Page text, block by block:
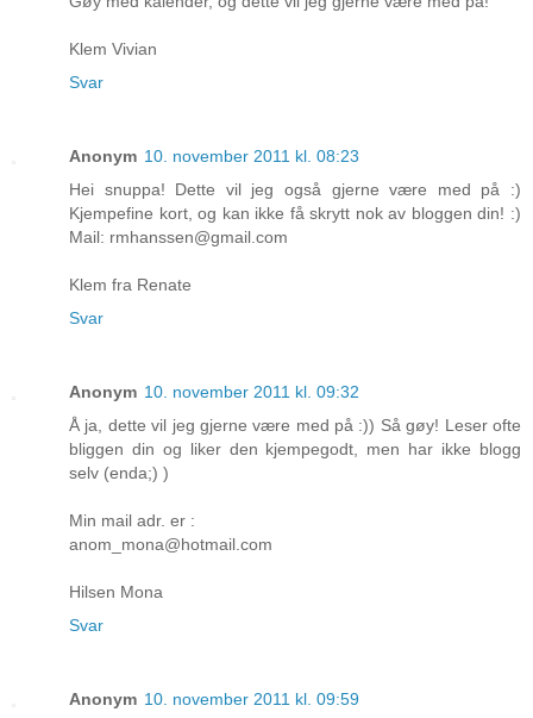
Klem Vivian
Svar
Anonym 10. november 2011 kl. 08:23
Hei snuppa! Dette vil jeg også gjerne være med på :)
Kjempefine kort, og kan ikke få skrytt nok av bloggen din! :)
Mail: rmhanssen@gmail.com
Klem fra Renate
Svar
Anonym 10. november 2011 kl. 09:32
Å ja, dette vil jeg gjerne være med på :)) Så gøy! Leser ofte
bliggen din og liker den kjempegodt, men har ikke blogg
selv (enda;) )
Min mail adr. er :
anom_mona@hotmail.com
Hilsen Mona
Svar
Anonym 10. november 2011 kl. 09:59